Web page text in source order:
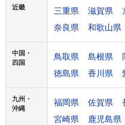
近畿 三重県 滋賀県
奈良県
和歌山県
中国・
四国
鳥取県 島根県
徳島県
香川県
九州・
沖縄
福岡県 佐賀県
宮崎県
鹿児島県